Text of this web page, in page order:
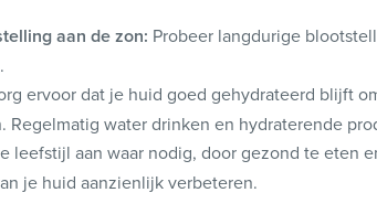
aan de zon: Probeer langdurige
ervoor dat je huid goed gehydrateerd blijft
Regelmatig water drinken en hydraterende
leefstijl aan waar nodig, door gezond te eten
je huid aanzienlijk verbeteren.